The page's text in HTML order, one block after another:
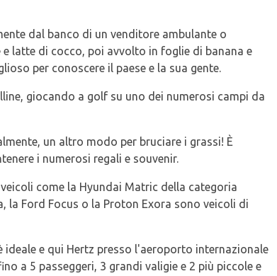
dal banco di un venditore ambulante o
latte di cocco, poi avvolto in foglie di banana e
per conoscere il paese e la sua gente.
giocando a golf su uno dei numerosi campi da
un altro modo per bruciare i grassi! È
i numerosi regali e souvenir.
come la Hyundai Matric della categoria
la Ford Focus o la Proton Exora sono veicoli di
e qui Hertz presso l'aeroporto internazionale
a 5 passeggeri, 3 grandi valigie e 2 più piccole e